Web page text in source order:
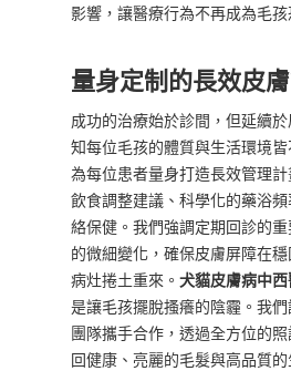
影響，讓醫療行為不再成為毛孩
量身定制的長效皮
成功的治療始於診間，但延續
知每位毛孩的體質與生活環境
為每位患者量身打造長效管理
飲食調整建議、科學化的藥浴
絡保健。我們強調定期回診的
的微細變化，確保皮膚屏障在
病灶捲土重來。 犬貓皮膚病中
是讓毛孩擺脫搔癢的陰霾。我
團隊攜手合作，透過全方位的
回健康、亮麗的毛髮與高品質